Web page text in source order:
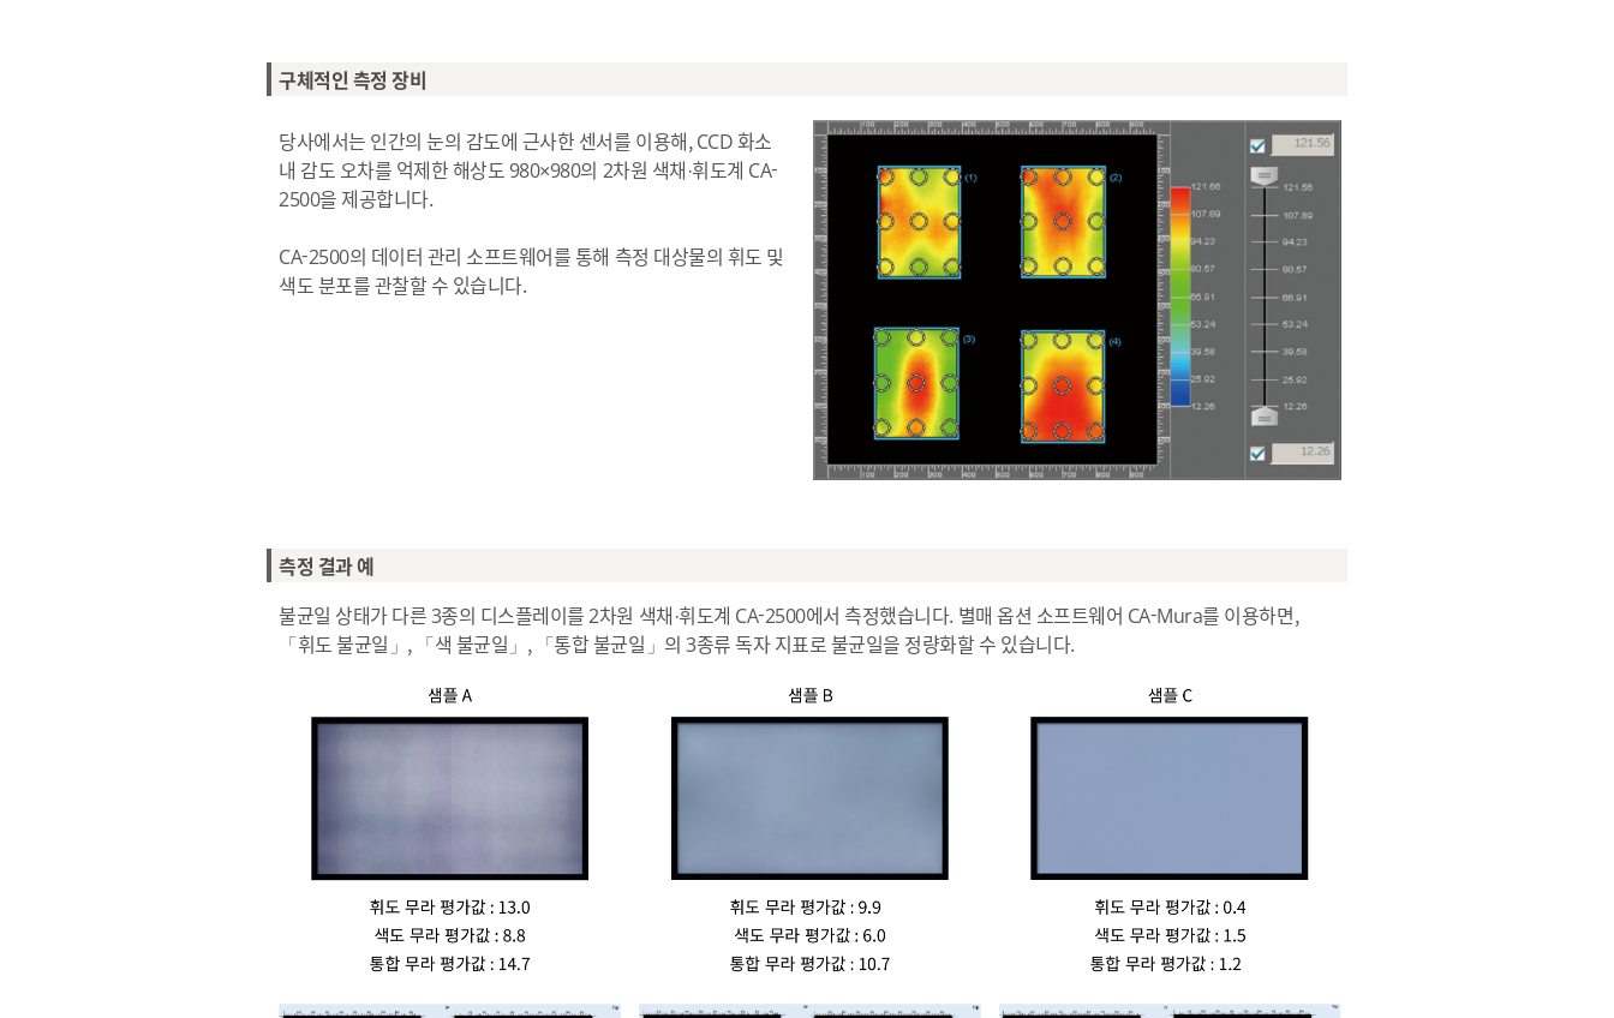
구체적인 측정 장비
당사에서는 인간의 눈의 감도에 근사한 센서를 이용해, CCD 화소
내 감도 오차를 억제한 해상도 980×980의 2차원 색채·휘도계 CA-
2500을 제공합니다.
CA-2500의 데이터 관리 소프트웨어를 통해 측정 대상물의 휘도 및
색도 분포를 관찰할 수 있습니다.
측정 결과 예
불균일 상태가 다른 3종의 디스플레이를 2차원 색채·휘도계 CA-2500에서 측정했습니다. 별매 옵션 소프트웨어 CA-Mura를 이용하면,
「휘도 불균일」, 「색 불균일」, 「통합 불균일」의 3종류 독자 지표로 불균일을 정량화할 수 있습니다.